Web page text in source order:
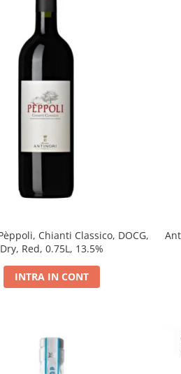
Chianti Classico, DOCG,
Dry, Red, 0.75L, 13.5%
INTRA IN CONT